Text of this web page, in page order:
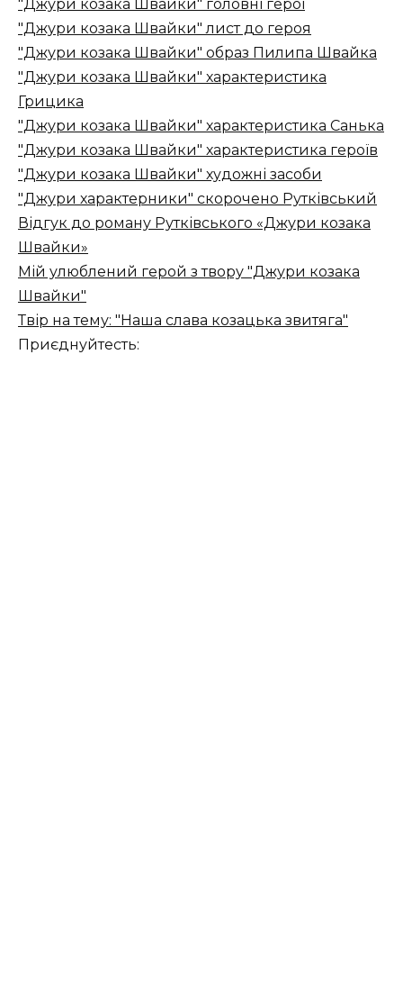
"Джури козака Швайки" головні герої
"Джури козака Швайки" лист до героя
"Джури козака Швайки" образ Пилипа Швайка
"Джури козака Швайки" характеристика
Грицика
"Джури козака Швайки" характеристика Санька
"Джури козака Швайки" характеристика героїв
"Джури козака Швайки" художні засоби
"Джури характерники" скорочено Рутківський
Відгук до роману Рутківського «Джури козака
Швайки»
Мій улюблений герой з твору "Джури козака
Швайки"
Твір на тему: "Наша слава козацька звитяга"
Приєднуйтесть: